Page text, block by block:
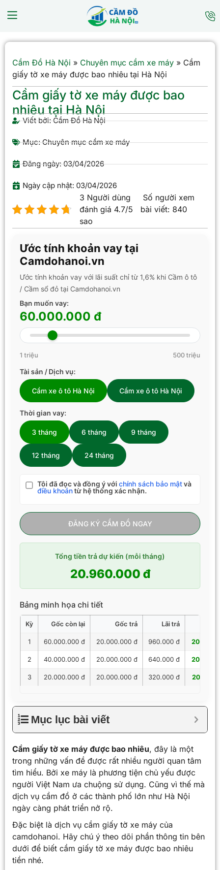
Cầm Đồ Hà Nội » Chuyên mục cầm xe máy » Cầm
giấy tờ xe máy được bao nhiêu tại Hà Nội
Cầm giấy tờ xe máy được bao
nhiêu tại Hà Nội
Viết bởi:Cầm Đồ Hà Nội
Mục: Chuyên mục cầm xe máy
Đăng ngày: 03/04/2026
Ngày cập nhật: 03/04/2026
3 Người dùng
đánh giá 4.7/5
sao
Số người xem
bài viết: 840
Ước tính khoản vay tại
Camdohanoi.vn
Ước tính khoản vay với lãi suất chỉ từ 1,6% khi Cầm ô tô
/ Cầm sổ đỏ tại Camdohanoi.vn
Bạn muốn vay:
60.000.000 đ
1 triệu 500 triệu
Tài sản / Dịch vụ:
Cầm xe ô tô Hà Nội Cầm xe ô tô Hà Nội
Thời gian vay:
3 tháng 6 tháng 9 tháng
12 tháng 24 tháng
Tôi đã đọc và đồng ý với chính sách bảo mậtvà
điều khoảntừ hệ thống xác nhận.
ĐĂNG KÝ CẦM ĐỒ NGAY
Tổng tiền trả dự kiến (mỗi tháng)
20.960.000 đ
Bảng minh họa chi tiết
Kỳ Gốc còn lại Gốc trả Lãi trả
1 60.000.000 đ 20.000.000 đ 960.000 đ
2 40.000.000 đ 20.000.000 đ 640.000 đ
3 20.000.000 đ 20.000.000 đ 320.000 đ
Mục lục bài viết
Cầm giấy tờ xe máy được bao nhiêu, đây là một
trong những vấn đề được rất nhiều người quan tâm
tìm hiểu. Bởi xe máy là phương tiện chủ yếu được
người Việt Nam ưa chuộng sử dụng. Cũng vì thế mà
dịch vụ cầm đồ ở các thành phố lớn như Hà Nội
ngày càng phát triển nở rộ.
Đặc biệt là dịch vụ cầm giấy tờ xe máy của
camdohanoi. Hãy chú ý theo dõi phần thông tin bên
dưới để biết cầm giấy tờ xe máy được bao nhiêu
tiền nhé.